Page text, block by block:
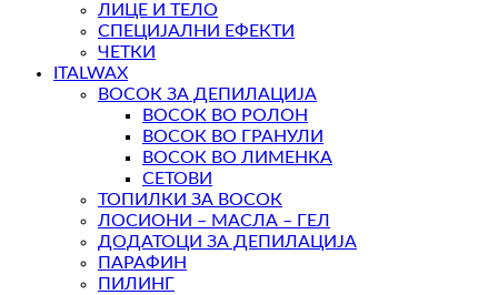
ЛИЦЕ И ТЕЛО
СПЕЦИЈАЛНИ ЕФЕКТИ
ЧЕТКИ
ITALWAX
ВОСОК ЗА ДЕПИЛАЦИЈА
ВОСОК ВО РОЛОН
ВОСОК ВО ГРАНУЛИ
ВОСОК ВО ЛИМЕНКА
СЕТОВИ
ТОПИЛКИ ЗА ВОСОК
ЛОСИОНИ – МАСЛА – ГЕЛ
ДОДАТОЦИ ЗА ДЕПИЛАЦИЈА
ПАРАФИН
ПИЛИНГ